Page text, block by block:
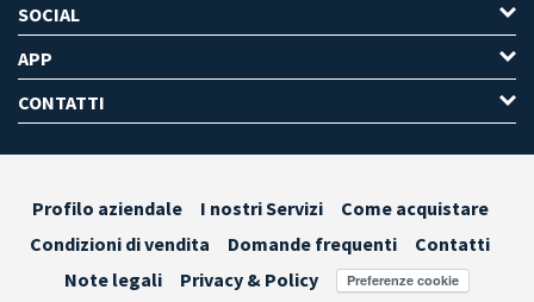
SOCIAL
APP
CONTATTI
Profilo aziendale I nostri Servizi
Come acquistare
Condizioni di vendita
Domande frequenti
Contatti
Note legali
Privacy & Policy Preferenze cookie